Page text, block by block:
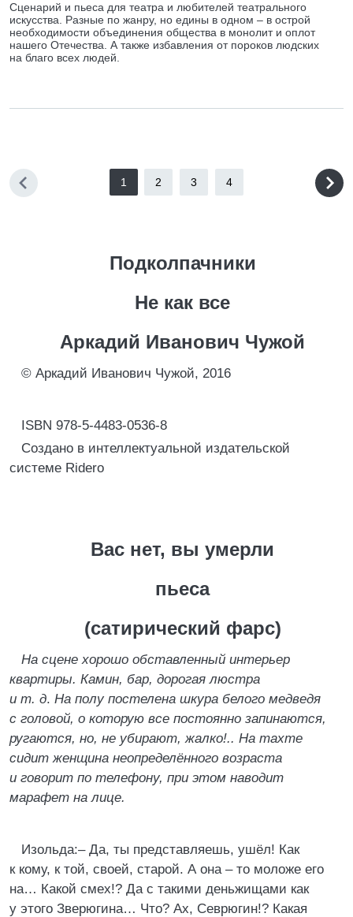
Сценарий и пьеса для театра и любителей театрального
искусства. Разные по жанру, но едины в одном – в острой
необходимости объединения общества в монолит и оплот
нашего Отечества. А также избавления от пороков людских
на благо всех людей.
1 2 3 4
Подколпачники
Не как все
Аркадий Иванович Чужой
© Аркадий Иванович Чужой, 2016
ISBN 978-5-4483-0536-8
Создано в интеллектуальной издательской
системе Ridero
Вас нет, вы умерли
пьеса
(сатирический фарс)
На сцене хорошо обставленный интерьер
квартиры. Камин, бар, дорогая люстра
и т. д. На полу постелена шкура белого медведя
с головой, о которую все постоянно запинаются,
ругаются, но, не убирают, жалко!.. На тахте
сидит женщина неопределённого возраста
и говорит по телефону, при этом наводит
марафет на лице.
Изольда:– Да, ты представляешь, ушёл! Как
к кому, к той, своей, старой. А она – то моложе его
на… Какой смех!? Да с такими деньжищами как
у этого Зверюгина… Что? Ах, Севрюгин!? Какая